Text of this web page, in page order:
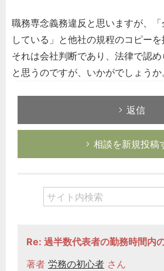
職務専念義務違反と思いますが、
している」と他社の規程のコピーを
それは会社判断であり、法律で認
と思うのですが、いかがでしょうか
返信
相談を新規投稿
Re: 過半数代表者の勤務時間内
著者 労務の初心者 さん